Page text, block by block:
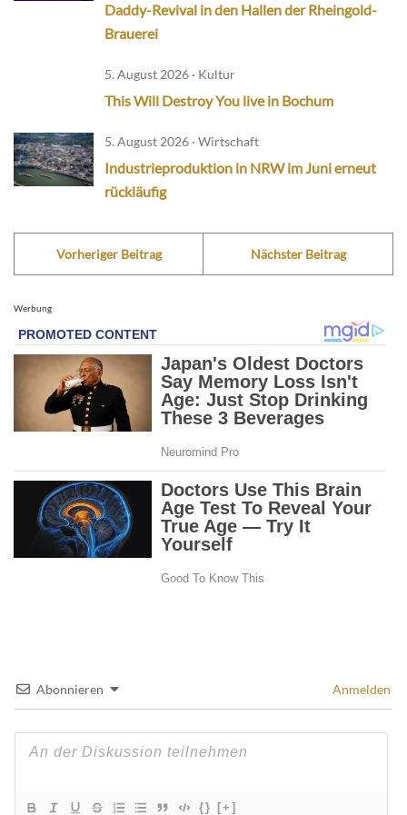
Daddy-Revival in den Hallen der Rheingold-
Brauerei
5. August 2026 · Kultur
This Will Destroy You live in Bochum
5. August 2026 · Wirtschaft
Industrieproduktion in NRW im Juni erneut
rückläufig
Vorheriger Beitrag Nächster Beitrag
Werbung
Abonnieren Anmelden
{} [+]